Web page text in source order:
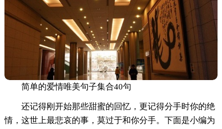
简单的爱情唯美句子集合40句
还记得刚开始那些甜蜜的回忆，更记得分手时你的绝
情，这世上最悲哀的事，莫过于和你分手。下面是小编为